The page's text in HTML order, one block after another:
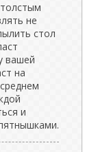
не
стол
вашей
на
и